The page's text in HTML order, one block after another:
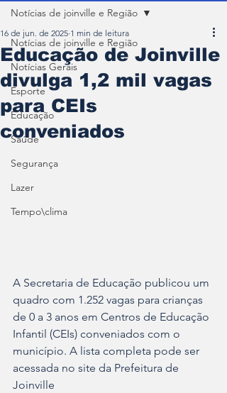
Notícias de joinville e Região
Notícias Gerais
Esporte
Educação
Saúde
Segurança
Lazer
Tempo\clima
Notícias de joinville e Região
Educação de Joinville
divulga 1,2 mil vagas
para CEIs
conveniados
16 de jun. de 2025 1 min de leitura
A Secretaria de Educação publicou um
quadro com 1.252 vagas para crianças
de 0 a 3 anos em Centros de Educação
Infantil (CEIs) conveniados com o
município. A lista completa pode ser
acessada no site da Prefeitura de
Joinville